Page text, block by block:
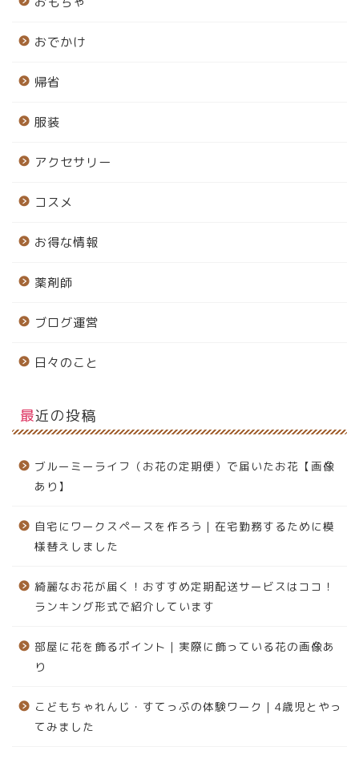
おでかけ
帰省
服装
アクセサリー
コスメ
お得な情報
薬剤師
ブログ運営
日々のこと
最近の投稿
ブルーミーライフ（お花の定期便）で届いたお花【画像
あり】
自宅にワークスペースを作ろう｜在宅勤務するために模
様替えしました
綺麗なお花が届く！おすすめ定期配送サービスはココ！
ランキング形式で紹介しています
部屋に花を飾るポイント｜実際に飾っている花の画像あ
り
こどもちゃれんじ・すてっぷの体験ワーク｜4歳児とやっ
てみました